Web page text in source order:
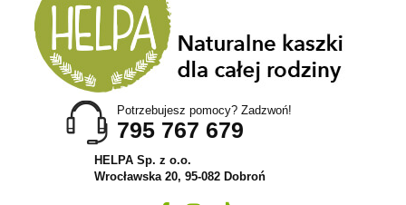
Potrzebujesz pomocy? Zadzwoń!
795 767 679
HELPA Sp. z o.o.
Wrocławska 20, 95-082 Dobroń